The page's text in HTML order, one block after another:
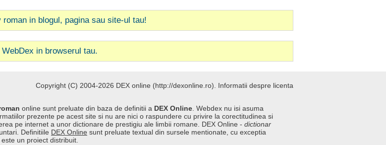
in blogul, pagina sau site-ul tau!
in browserul tau.
Copyright (C) 2004-2026 DEX online (http://dexonline.ro). Informatii despre licenta
online sunt preluate din baza de definitii a DEX Online . Webdex nu isi asuma
prezente pe acest site si nu are nici o raspundere cu privire la corectitudinea si
pe internet a unor dictionare de prestigiu ale limbii romane. DEX Online - dictionar
Definitiile DEX Online sunt preluate textual din sursele mentionate, cu exceptia
este un proiect distribuit.